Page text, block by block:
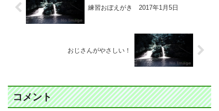
練習おぼえがき 2017年1月5日
おじさんがやさしい！
コメント